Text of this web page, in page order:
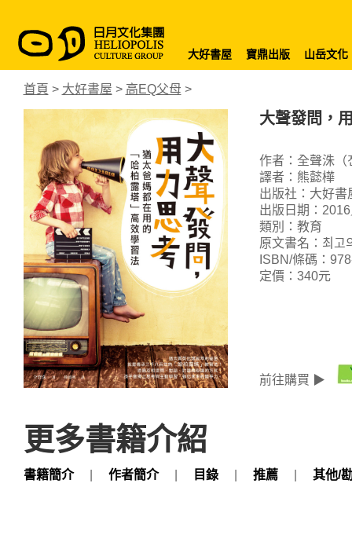
大好書屋 寶鼎出版 山岳文化
首頁 > 大好書屋 > 高EQ父母 >
大聲發問，
作者：全聲洙（
譯者：熊懿樺
出版社：大好書
出版日期：
類別：教育
原文書名：최고
ISBN/條碼：
定價：340元
前往購買 ▶
更多書籍介紹
書籍簡介 作者簡介 目錄 推薦 其他/